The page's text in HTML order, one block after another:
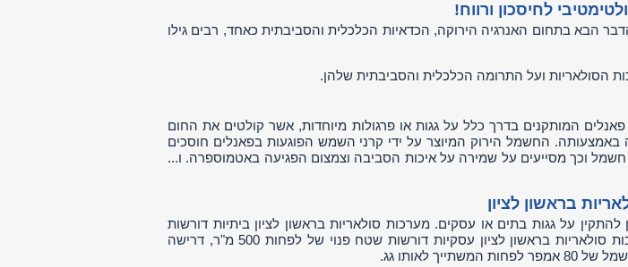
לחיסכון ורווח!
הבא בתחום האנרגיה הירוקה, הכדאיות הכלכלית והסביבתית כאחד, רבים גילו
הסולאריות ועל התרומה הכלכלית והסביבתית שלהן.
פאנלים המותקנים בדרך כלל על גגות או פרגולות מיוחדות, אשר קולטים את החום
באמצעותה. החשמל הירוק המיוצר על ידי קרני השמש הפוגעות בפאנלים חוסכים
חשמל וכך מסייעים על שמירה על איכות הסביבה וצמצום הפגיעה באטמוספרה. ו...
בראשון לציון
להתקין על גגות בתים או עסקים. מערכות סולאריות בראשון לציון ביתיות דורשות
שטח פנוי של 40 מ"ר לפחות, מערכות סולאריות בראשון לציון עסקיות דורשות שטח פנוי של לפחות 500 מ"ר, דרישה
לאותו גג.